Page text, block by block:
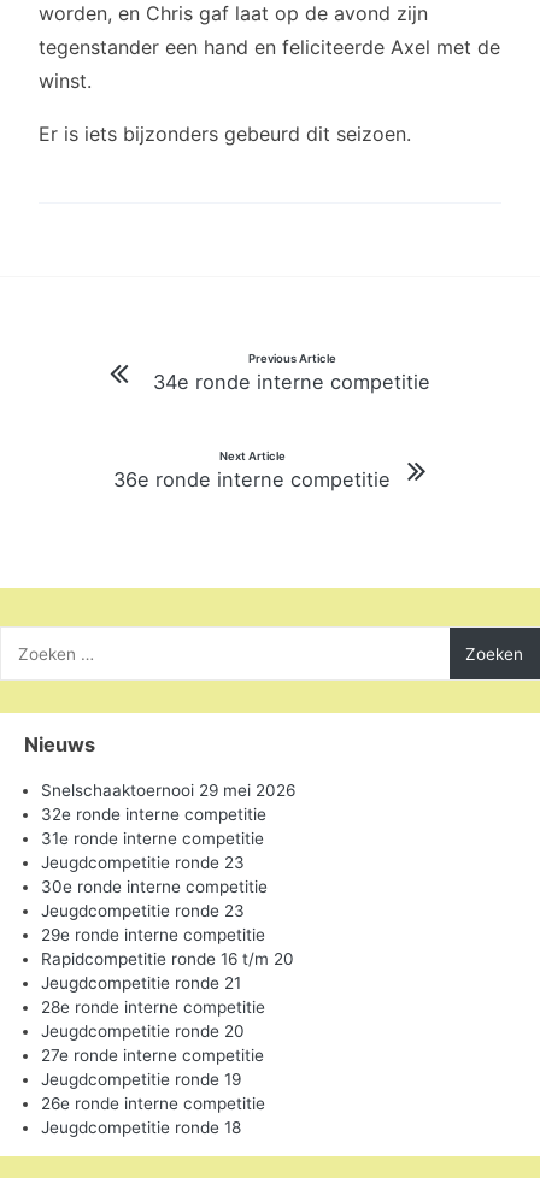
worden, en Chris gaf laat op de avond zijn
tegenstander een hand en feliciteerde Axel met de
winst.
Er is iets bijzonders gebeurd dit seizoen.
navigatie
Previous Article
34e ronde interne competitie
Next Article
36e ronde interne competitie
naar:
Nieuws
Snelschaaktoernooi 29 mei 2026
32e ronde interne competitie
31e ronde interne competitie
Jeugdcompetitie ronde 23
30e ronde interne competitie
Jeugdcompetitie ronde 23
29e ronde interne competitie
Rapidcompetitie ronde 16 t/m 20
Jeugdcompetitie ronde 21
28e ronde interne competitie
Jeugdcompetitie ronde 20
27e ronde interne competitie
Jeugdcompetitie ronde 19
26e ronde interne competitie
Jeugdcompetitie ronde 18